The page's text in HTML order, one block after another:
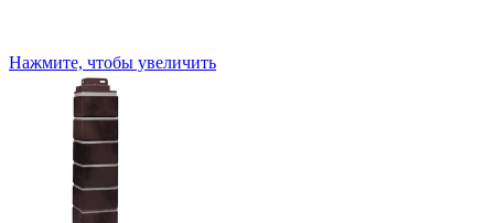
Нажмите, чтобы увеличить